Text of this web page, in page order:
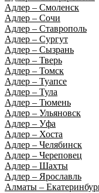
Адлер – Смоленск
Адлер – Сочи
Адлер – Ставрополь
Адлер – Сургут
Адлер – Сызрань
Адлер – Тверь
Адлер – Томск
Адлер – Туапсе
Адлер – Тула
Адлер – Тюмень
Адлер – Ульяновск
Адлер – Уфа
Адлер – Хоста
Адлер – Челябинск
Адлер – Череповец
Адлер – Шахты
Адлер – Ярославль
Алматы –